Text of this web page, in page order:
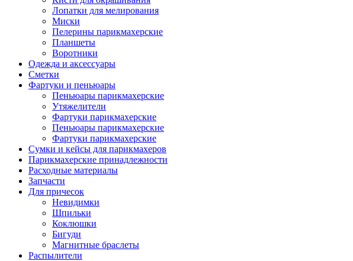
Лопатки для мелирования
Миски
Пелерины парикмахерские
Планшеты
Воротники
Одежда и аксессуары
Сметки
Фартуки и пеньюары
Пеньюары парикмахерские
Утяжелители
Фартуки парикмахерские
Пеньюары парикмахерские
Фартуки парикмахерские
Сумки и кейсы для парикмахеров
Парикмахерские принадлежности
Расходные материалы
Запчасти
Для причесок
Невидимки
Шпильки
Коклюшки
Бигуди
Магнитные браслеты
Распылители